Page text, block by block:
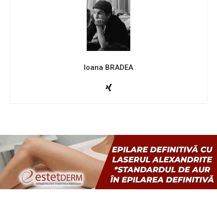
Ioana BRADEA